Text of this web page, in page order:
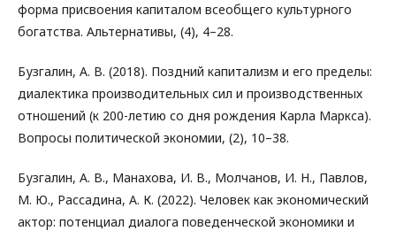
форма присвоения капиталом всеобщего культурного
богатства. Альтернативы, (4), 4–28.
Бузгалин, А. В. (2018). Поздний капитализм и его пределы:
диалектика производительных сил и производственных
отношений (к 200-летию со дня рождения Карла Маркса).
Вопросы политической экономии, (2), 10–38.
Бузгалин, А. В., Манахова, И. В., Молчанов, И. Н., Павлов,
М. Ю., Рассадина, А. К. (2022). Человек как экономический
актор: потенциал диалога поведенческой экономики и